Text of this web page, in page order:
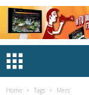
Home Tags Mers